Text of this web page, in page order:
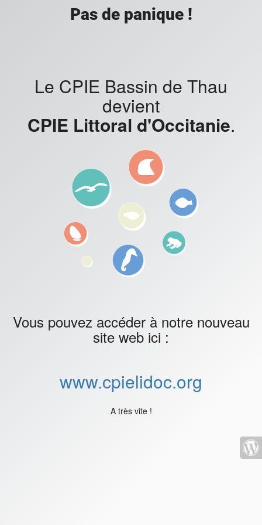
Pas de panique !
Le CPIE Bassin de Thau
devient
CPIE Littoral d'Occitanie.
Vous pouvez accéder à notre nouveau
site web ici :
www.cpielidoc.org
A très vite !